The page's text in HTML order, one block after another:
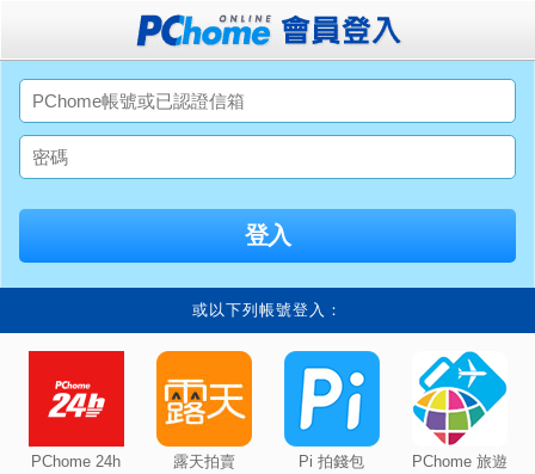
或以下列帳號登入：
PChome 24h 露天拍賣 Pi 拍錢包 PChome 旅遊